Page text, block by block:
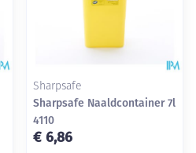
Sharpsafe
Sharpsafe Naaldcontainer 7l
4110
€ 6,86